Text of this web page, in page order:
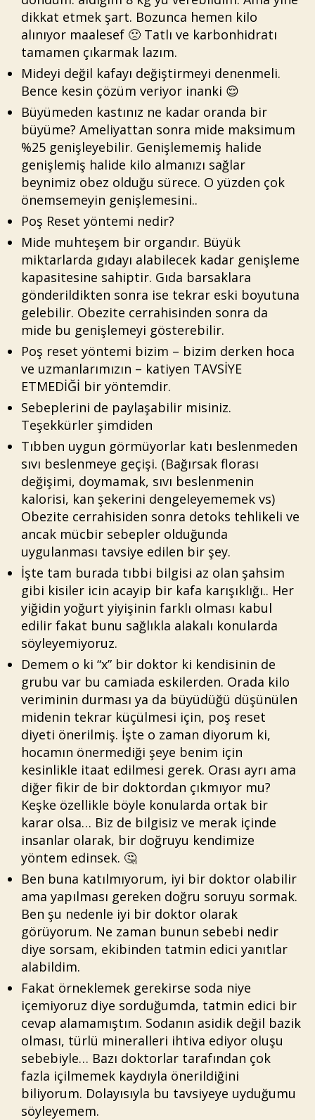
dikkat etmek şart. Bozunca hemen kilo
alınıyor maalesef 🙁 Tatlı ve karbonhidratı
tamamen çıkarmak lazım.
Mideyi değil kafayı değiştirmeyi denenmeli.
Bence kesin çözüm veriyor inanki 😌
Büyümeden kastınız ne kadar oranda bir
büyüme? Ameliyattan sonra mide maksimum
%25 genişleyebilir. Genişlememiş halide
genişlemiş halide kilo almanızı sağlar
beynimiz obez olduğu sürece. O yüzden çok
önemsemeyin genişlemesini..
Poş Reset yöntemi nedir?
Mide muhteşem bir organdır. Büyük
miktarlarda gıdayı alabilecek kadar genişleme
kapasitesine sahiptir. Gıda barsaklara
gönderildikten sonra ise tekrar eski boyutuna
gelebilir. Obezite cerrahisinden sonra da
mide bu genişlemeyi gösterebilir.
Poş reset yöntemi bizim – bizim derken hoca
ve uzmanlarımızın – katiyen TAVSİYE
ETMEDİĞİ bir yöntemdir.
Sebeplerini de paylaşabilir misiniz.
Teşekkürler şimdiden
Tıbben uygun görmüyorlar katı beslenmeden
sıvı beslenmeye geçişi. (Bağırsak florası
değişimi, doymamak, sıvı beslenmenin
kalorisi, kan şekerini dengeleyememek vs)
Obezite cerrahisiden sonra detoks tehlikeli ve
ancak mücbir sebepler olduğunda
uygulanması tavsiye edilen bir şey.
İşte tam burada tıbbi bilgisi az olan şahsim
gibi kisiler icin acayip bir kafa karışıklığı.. Her
yiğidin yoğurt yiyişinin farklı olması kabul
edilir fakat bunu sağlıkla alakalı konularda
söyleyemiyoruz.
Demem o ki “x” bir doktor ki kendisinin de
grubu var bu camiada eskilerden. Orada kilo
veriminin durması ya da büyüdüğü düşünülen
midenin tekrar küçülmesi için, poş reset
diyeti önerilmiş. İşte o zaman diyorum ki,
hocamın önermediği şeye benim için
kesinlikle itaat edilmesi gerek. Orası ayrı ama
diğer fikir de bir doktordan çıkmıyor mu?
Keşke özellikle böyle konularda ortak bir
karar olsa… Biz de bilgisiz ve merak içinde
insanlar olarak, bir doğruyu kendimize
yöntem edinsek. 🤔
Ben buna katılmıyorum, iyi bir doktor olabilir
ama yapılması gereken doğru soruyu sormak.
Ben şu nedenle iyi bir doktor olarak
görüyorum. Ne zaman bunun sebebi nedir
diye sorsam, ekibinden tatmin edici yanıtlar
alabildim.
Fakat örneklemek gerekirse soda niye
içemiyoruz diye sorduğumda, tatmin edici bir
cevap alamamıştım. Sodanın asidik değil bazik
olması, türlü mineralleri ihtiva ediyor oluşu
sebebiyle… Bazı doktorlar tarafından çok
fazla içilmemek kaydıyla önerildiğini
biliyorum. Dolayısıyla bu tavsiyeye uyduğumu
söyleyemem.